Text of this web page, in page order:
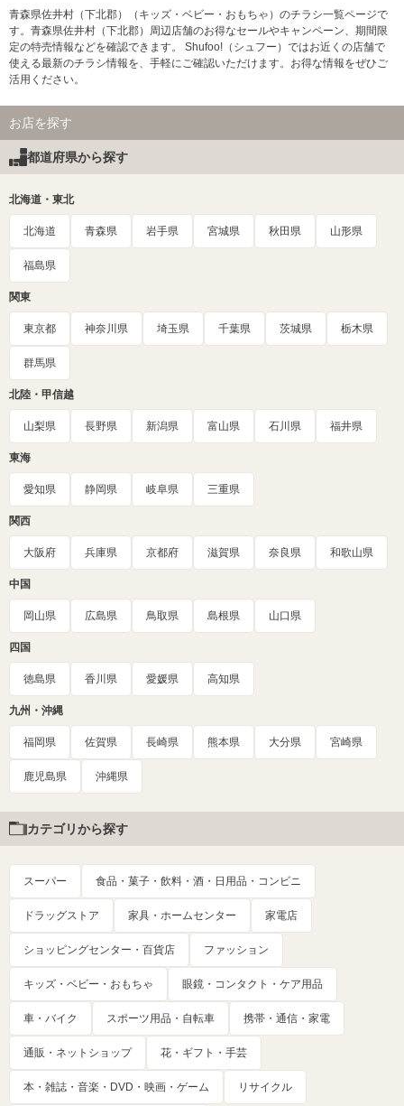
青森県佐井村（下北郡）（キッズ・ベビー・おもちゃ）のチラシ一覧ページで
す。青森県佐井村（下北郡）周辺店舗のお得なセールやキャンペーン、期間限
定の特売情報などを確認できます。 Shufoo!（シュフー）ではお近くの店舗で
使える最新のチラシ情報を、手軽にご確認いただけます。お得な情報をぜひご
活用ください。
お店を探す
都道府県から探す
北海道・東北
北海道 青森県 岩手県 宮城県 秋田県 山形県
福島県
関東
東京都 神奈川県 埼玉県 千葉県 茨城県 栃木県
群馬県
北陸・甲信越
山梨県 長野県 新潟県 富山県 石川県 福井県
東海
愛知県 静岡県 岐阜県 三重県
関西
大阪府 兵庫県 京都府 滋賀県 奈良県 和歌山県
中国
岡山県 広島県 鳥取県 島根県 山口県
四国
徳島県 香川県 愛媛県 高知県
九州・沖縄
福岡県 佐賀県 長崎県 熊本県 大分県 宮崎県
鹿児島県 沖縄県
カテゴリから探す
スーパー 食品・菓子・飲料・酒・日用品・コンビニ
ドラッグストア 家具・ホームセンター 家電店
ショッピングセンター・百貨店 ファッション
キッズ・ベビー・おもちゃ 眼鏡・コンタクト・ケア用品
車・バイク スポーツ用品・自転車 携帯・通信・家電
通販・ネットショップ 花・ギフト・手芸
本・雑誌・音楽・DVD・映画・ゲーム リサイクル